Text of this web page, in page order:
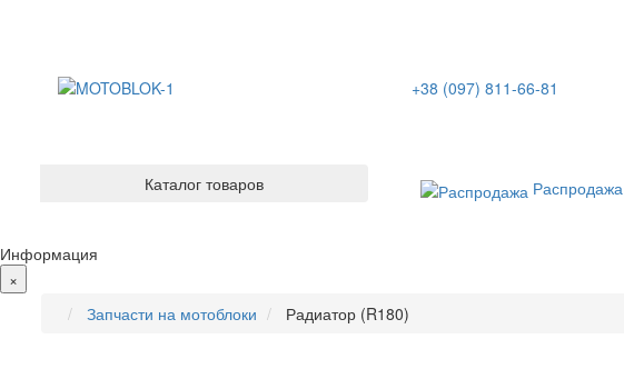
+38 (097) 811-66-81
Каталог товаров
Распродажа
Информация
×
Запчасти на мотоблоки
Радиатор (R180)